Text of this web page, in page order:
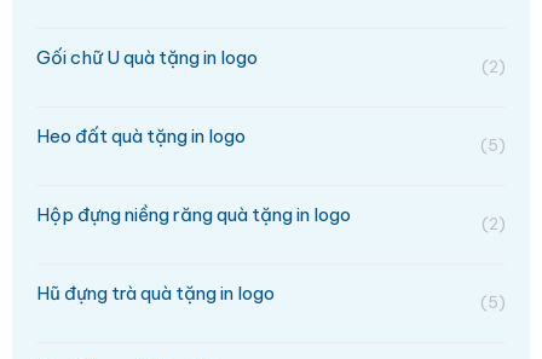
Gối chữ U quà tặng in logo (2)
Heo đất quà tặng in logo (5)
Hộp đựng niềng răng quà tặng in logo (2)
Hũ đựng trà quà tặng in logo (5)